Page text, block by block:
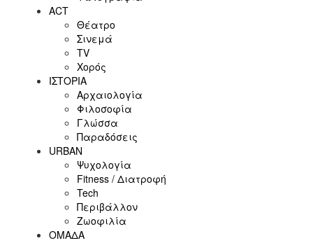
ACT
Θέατρο
Σινεμά
ΤV
Χορός
ΙΣΤΟΡΙΑ
Αρχαιολογία
Φιλοσοφία
Γλώσσα
Παραδόσεις
URBAN
Ψυχολογία
Fitness / Διατροφή
Tech
Περιβάλλον
Ζωοφιλία
ΟΜΑΔΑ